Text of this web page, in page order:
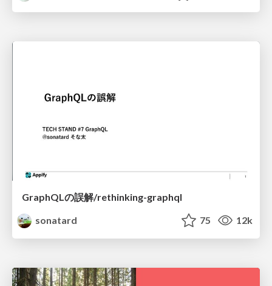
GraphQLの誤解/rethinking-graphql
sonatard
75 12k